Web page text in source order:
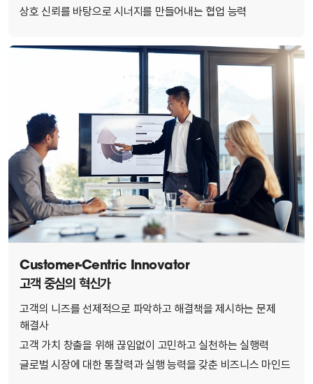
상호 신뢰를 바탕으로 시너지를 만들어내는 협업 능력
Customer-Centric Innovator
고객 중심의 혁신가
고객의 니즈를 선제적으로 파악하고 해결책을 제시하는 문제
해결사
고객 가치 창출을 위해 끊임없이 고민하고 실천하는 실행력
글로벌 시장에 대한 통찰력과 실행 능력을 갖춘 비즈니스 마인드